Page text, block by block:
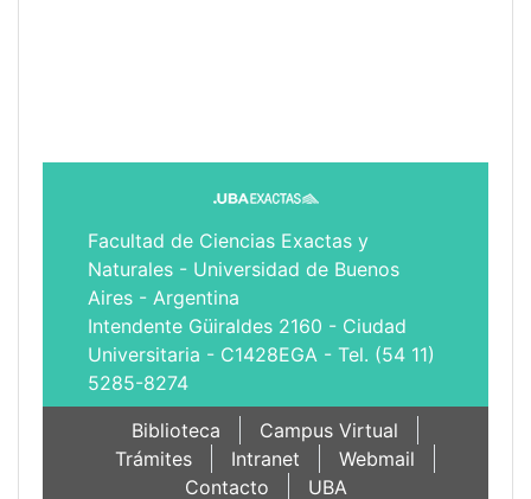
Facultad de Ciencias Exactas y
Naturales - Universidad de Buenos
Aires - Argentina
Intendente Güiraldes 2160 - Ciudad
Universitaria - C1428EGA - Tel. (54 11)
5285-8274
Biblioteca
Campus Virtual
Trámites
Intranet
Webmail
Contacto
UBA